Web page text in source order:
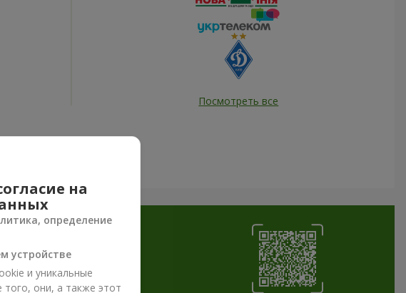
Посмотреть все
на
определение
устройстве
и уникальные
они, а также этот